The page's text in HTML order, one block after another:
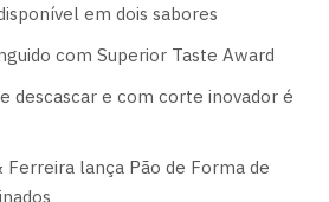
em dois sabores
com Superior Taste Award
descascar e com corte inovador é
Ferreira lança Pão de Forma de